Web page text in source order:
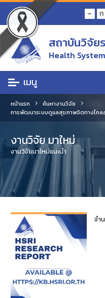
- ก
สถาบันวิจัย
Health
เมนู
หน้าแรก
ค้นหางานวิจัย
การพัฒนาระบบดูแลสุขภาพจิตทางไกล
งานวิจัย มาใหม่
งานวิจัยมาใหม่แนะนำ
จำ